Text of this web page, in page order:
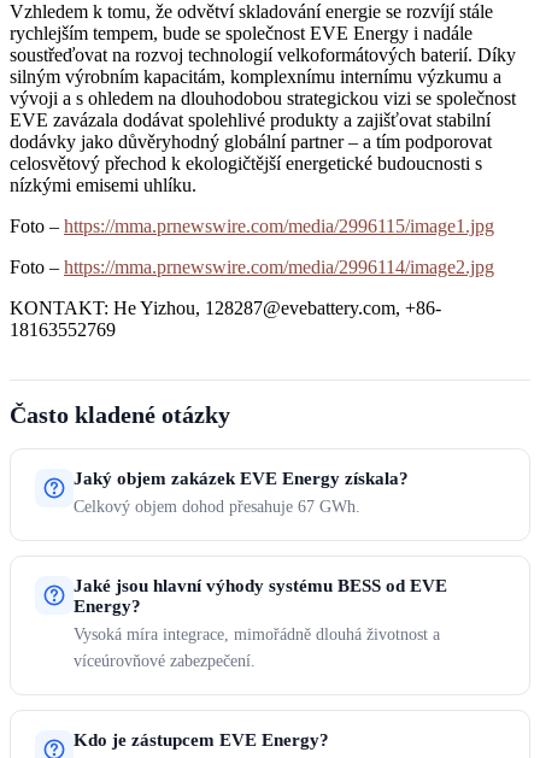
Vzhledem k tomu, že odvětví skladování energie se rozvíjí stále
rychlejším tempem, bude se společnost EVE Energy i nadále
soustřeďovat na rozvoj technologií velkoformátových baterií. Díky
silným výrobním kapacitám, komplexnímu internímu výzkumu a
vývoji a s ohledem na dlouhodobou strategickou vizi se společnost
EVE zavázala dodávat spolehlivé produkty a zajišťovat stabilní
dodávky jako důvěryhodný globální partner – a tím podporovat
celosvětový přechod k ekologičtější energetické budoucnosti s
nízkými emisemi uhlíku.
Foto – https://mma.prnewswire.com/media/2996115/image1.jpg
Foto – https://mma.prnewswire.com/media/2996114/image2.jpg
KONTAKT: He Yizhou, 128287@evebattery.com, +86-
18163552769
Často kladené otázky
Jaký objem zakázek EVE Energy získala?
Celkový objem dohod přesahuje 67 GWh.
Jaké jsou hlavní výhody systému BESS od EVE
Energy?
Vysoká míra integrace, mimořádně dlouhá životnost a
víceúrovňové zabezpečení.
Kdo je zástupcem EVE Energy?